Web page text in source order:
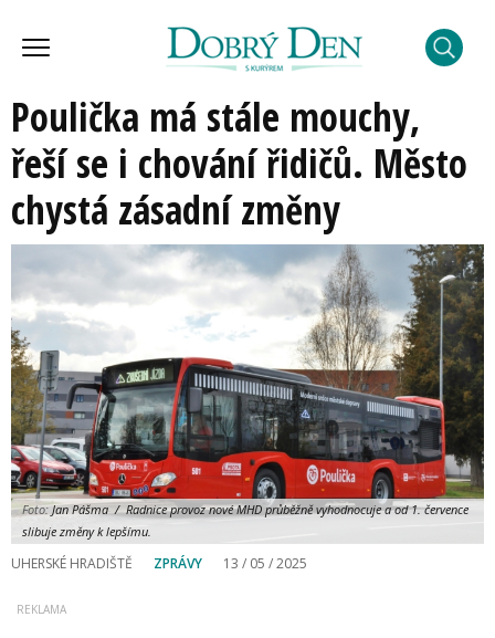
Poulička má stále mouchy,
řeší se i chování řidičů. Město
chystá zásadní změny
Foto:Jan Pášma / Radnice provoz nové MHD průběžně vyhodnocuje a od 1. července
slibuje změny k lepšímu.
UHERSKÉ HRADIŠTĚ ZPRÁVY 13 / 05 / 2025